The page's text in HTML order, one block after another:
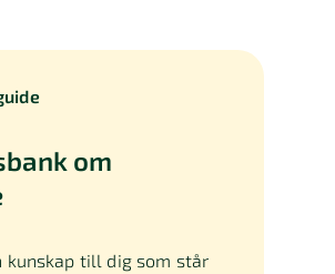
om
kunskap till dig som står